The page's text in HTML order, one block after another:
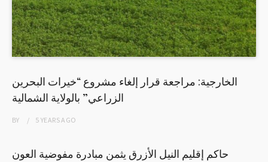
الخارجية: مراجعة قرار إلغاء مشروع “خيرات البحرين
الزراعي” بالولاية الشمالية
BY 5 YEARSAGO
حاكم إقليم النيل الأزرق يثمن مبادرة مفوضية العون